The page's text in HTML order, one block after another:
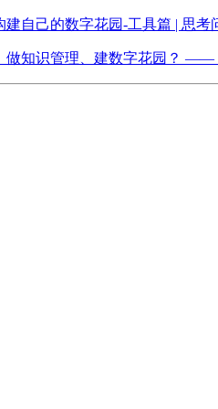
建自己的数字花园-工具篇 | 思考
做知识管理、建数字花园？ ——